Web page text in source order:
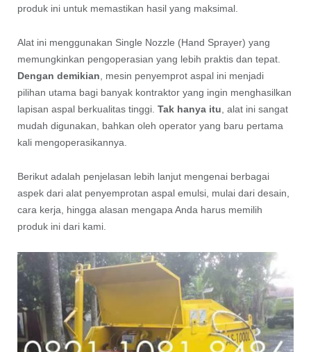
produk ini untuk memastikan hasil yang maksimal.
Alat ini menggunakan Single Nozzle (Hand Sprayer) yang
memungkinkan pengoperasian yang lebih praktis dan tepat.
Dengan demikian , mesin penyemprot aspal ini menjadi
pilihan utama bagi banyak kontraktor yang ingin menghasilkan
lapisan aspal berkualitas tinggi. Tak hanya itu , alat ini sangat
mudah digunakan, bahkan oleh operator yang baru pertama
kali mengoperasikannya.
Berikut adalah penjelasan lebih lanjut mengenai berbagai
aspek dari alat penyemprotan aspal emulsi, mulai dari desain,
cara kerja, hingga alasan mengapa Anda harus memilih
produk ini dari kami.